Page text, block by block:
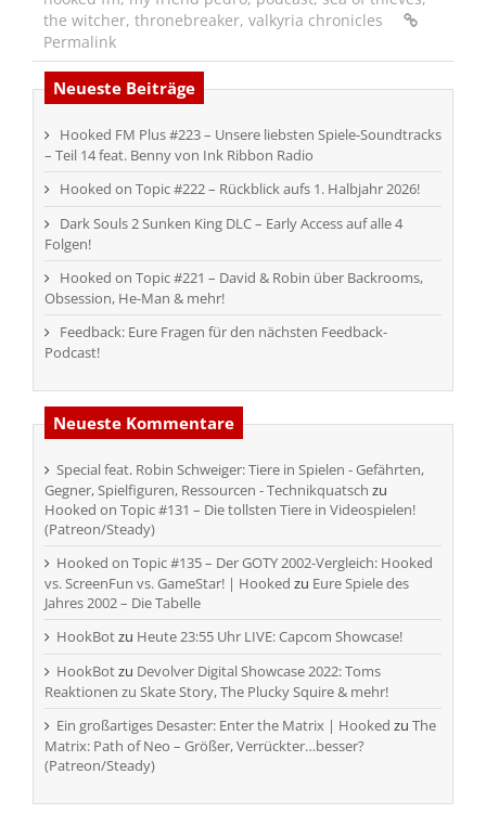
the witcher, thronebreaker, valkyria chronicles
Permalink
Neueste Beiträge
Hooked FM Plus #223 – Unsere liebsten Spiele-Soundtracks
– Teil 14 feat. Benny von Ink Ribbon Radio
Hooked on Topic #222 – Rückblick aufs 1. Halbjahr 2026!
Dark Souls 2 Sunken King DLC – Early Access auf alle 4
Folgen!
Hooked on Topic #221 – David & Robin über Backrooms,
Obsession, He-Man & mehr!
Feedback: Eure Fragen für den nächsten Feedback-
Podcast!
Neueste Kommentare
Special feat. Robin Schweiger: Tiere in Spielen - Gefährten,
Gegner, Spielfiguren, Ressourcen - Technikquatsch zu
Hooked on Topic #131 – Die tollsten Tiere in Videospielen!
(Patreon/Steady)
Hooked on Topic #135 – Der GOTY 2002-Vergleich: Hooked
vs. ScreenFun vs. GameStar! | Hooked zu Eure Spiele des
Jahres 2002 – Die Tabelle
HookBotzu Heute 23:55 Uhr LIVE: Capcom Showcase!
HookBotzu Devolver Digital Showcase 2022: Toms
Reaktionen zu Skate Story, The Plucky Squire & mehr!
Ein großartiges Desaster: Enter the Matrix | Hooked zu The
Matrix: Path of Neo – Größer, Verrückter…besser?
(Patreon/Steady)